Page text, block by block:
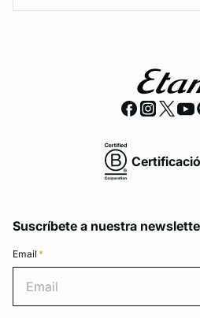
Suscríbete a nuestra
Email *